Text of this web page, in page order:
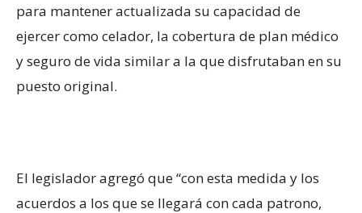
para mantener actualizada su capacidad de
ejercer como celador, la cobertura de plan médico
y seguro de vida similar a la que disfrutaban en su
puesto original.
El legislador agregó que “con esta medida y los
acuerdos a los que se llegará con cada patrono,